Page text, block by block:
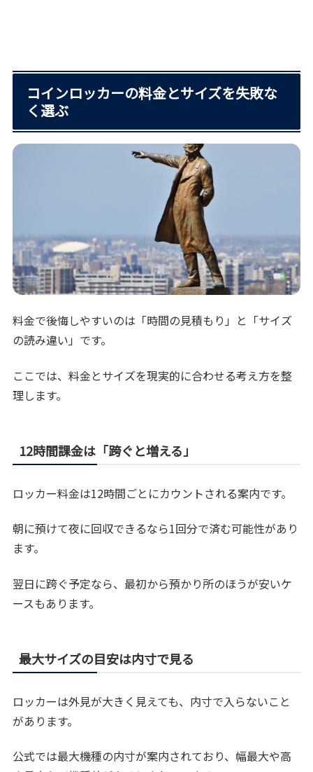
コインロッカーの料金とサイズを失敗な
く選ぶ
料金で後悔しやすいのは「時間の見積もり」と「サイズ
の読み違い」です。
ここでは、料金とサイズを現実的に合わせる考え方を整
理します。
12時間課金は「跨ぐと増える」
ロッカー料金は12時間ごとにカウントされる案内です。
朝に預けて夜に回収できるなら1回分で済む可能性があり
ます。
翌日に跨ぐ予定なら、最初から預かり所のほうが安いケ
ースもあります。
最大サイズの目安は内寸で見る
ロッカーは外見が大きく見えても、内寸で入らないこと
があります。
公式では最大機種の内寸が案内されており、幅最大や高